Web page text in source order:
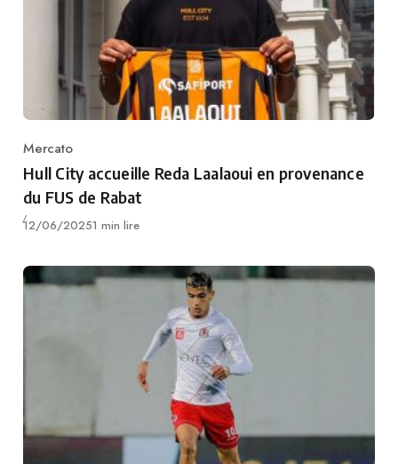
Category
Mercato
Hull City accueille Reda Laalaoui en provenance
du FUS de Rabat
Publié
12/06/20251 min lire